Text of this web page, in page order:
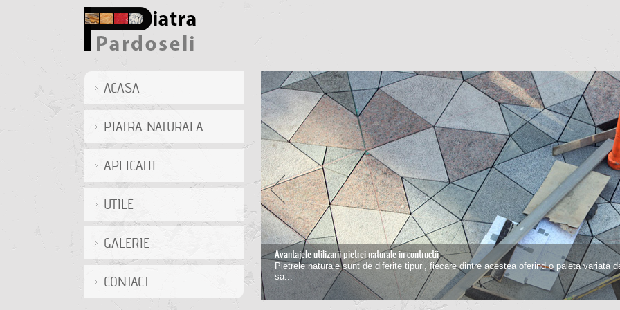
ACASA
PIATRA NATURALA
APLICATII
UTILE
GALERIE
CONTACT
Avantajele utilizarii pietrei naturale in contructii
Pietrele naturale sunt de diferite tipuri, fiecare dintre acestea oferind o paleta variata
sa...
Montarea pardoselilor de piatra
Desi este un material dur, piatra naurala are nevoie de o intretinere periodica pentru